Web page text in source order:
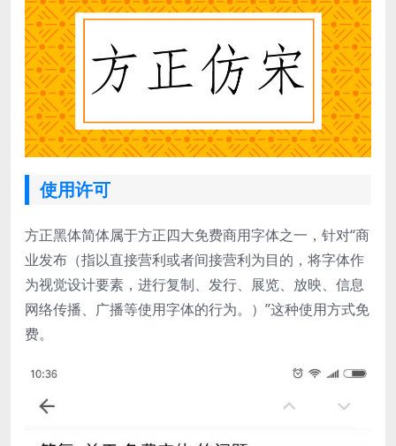
使用许可
方正黑体简体属于方正四大免费商用字体之一，针对“商
业发布（指以直接营利或者间接营利为目的，将字体作
为视觉设计要素，进行复制、发行、展览、放映、信息
网络传播、广播等使用字体的行为。）”这种使用方式免
费。